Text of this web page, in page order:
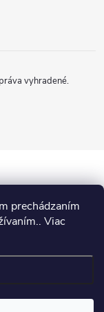
prechádzaním
Viac
vyhradené.